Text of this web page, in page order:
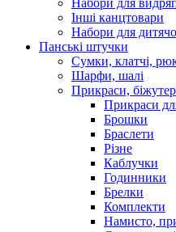
Інші канцтовари
Набори для
Панські штучки
Сумки, клатчі,
Шарфи, шалі
Прикраси,
Прикраси
Брошки
Браслети
Різне
Каблучки
Годинники
Брелки
Комплекти
Намисто,